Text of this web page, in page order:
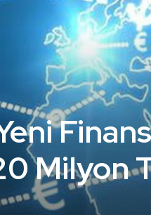
Milyon